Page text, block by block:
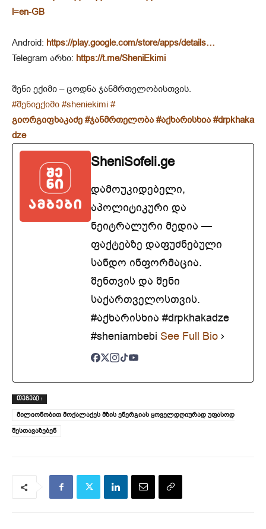
l=en-GB
Android: https://play.google.com/store/apps/details…
Telegram არხი: https://t.me/SheniEkimi
შენი ექიმი – ცოდნა ჯანმრთელობისთვის.
#შენიექიმი #sheniekimi #
გიორგიფხაკაძე #ჯანმრთელობა #აქხარისხია #drpkhaka
dze
SheniSofeli.ge
დამოუკიდებელი,
აპოლიტიკური და
ნეიტრალური მედია —
ფაქტებზე დაფუძნებული
სანდო ინფორმაცია.
შენთვის და შენი
საქართველოსთვის.
#აქხარისხია #drpkhakadze
#sheniambebi See Full Bio
ᲗᲔᲒᲔᲑᲘ :
მილიონობით მოქალაქეს მზის ენერგიას ყოველდღიურად უფასოდ
შესთავაზებენ